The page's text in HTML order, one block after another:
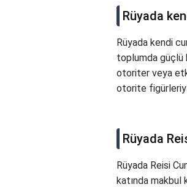
Rüyada
Rüyada kendi
toplumda güçlü
otoriter veya
otorite
Rüyada
Rüyada Reisi
katında makbul